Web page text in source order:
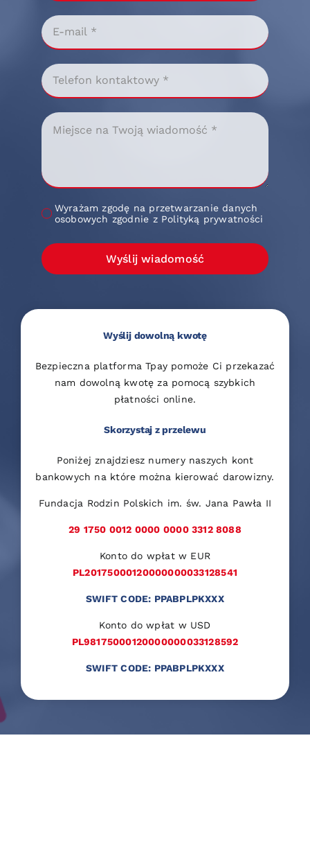
Wyrażam zgodę na przetwarzanie danych
osobowych zgodnie z Polityką prywatności
Wyślij wiadomość
Wyślij dowolną kwotę
Bezpieczna platforma Tpay pomoże Ci przekazać
nam dowolną kwotę za pomocą szybkich
płatności online.
Skorzystaj z przelewu
Poniżej znajdziesz numery naszych kont
bankowych na które można kierować darowizny.
Fundacja Rodzin Polskich im. św. Jana Pawła II
29 1750 0012 0000 0000 3312 8088
Konto do wpłat w EUR
PL20175000120000000033128541
SWIFT CODE: PPABPLPKXXX
Konto do wpłat w USD
PL98175000120000000033128592
SWIFT CODE: PPABPLPKXXX